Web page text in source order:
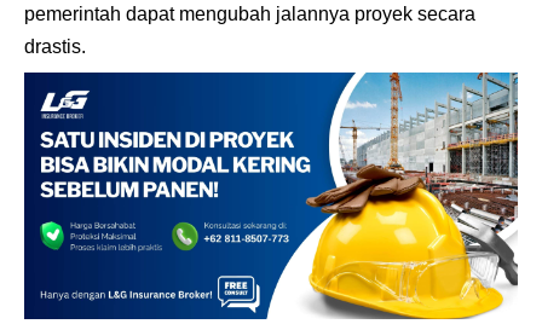
pemerintah dapat mengubah jalannya proyek secara
drastis.